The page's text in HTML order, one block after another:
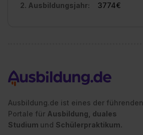
2. Ausbildungsjahr:
3774€
Ausbildung.de ist eines der führenden
Portale für Ausbildung, duales
Studium und Schülerpraktikum.